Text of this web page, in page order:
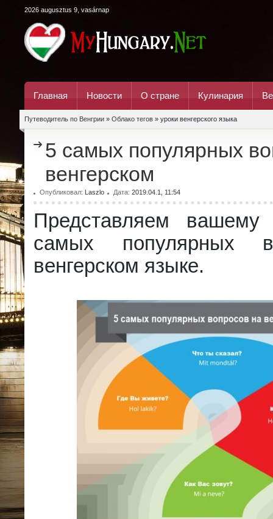
2026 augusztus 9, vasárnap
Главная Новости О стране Кулинария
Путеводитель по Венгрии » Облако тегов » уроки венгерского языка
5 самых популярных
венгерском
Опубликовал: Laszlo Дата: 2019.04.1, 11:54
Представляем
самых популярных
венгерском языке.